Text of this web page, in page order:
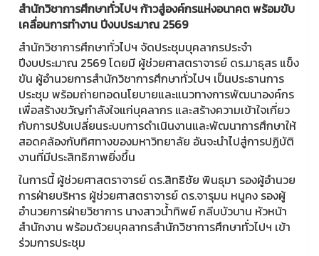
สำนักวิชาการศึกษาทั่วไปฯ ก้าวสู่องค์กรแห่งอนาคต พร้อมขับ
เคลื่อนการทำงาน ปีงบประมาณ 2569
สำนักวิชาการศึกษาทั่วไปฯ จัดประชุมบุคลากรประจำ
ปีงบประมาณ 2569 โดยมี ผู้ช่วยศาสตราจารย์ ดร.มาธุสร แข็ง
ขัน ผู้อำนวยการสำนักวิชาการศึกษาทั่วไปฯ เป็นประธานการ
ประชุม พร้อมถ่ายทอดนโยบายและแนวทางการพัฒนาองค์กร
เพื่อสร้างขวัญกำลังใจแก่บุคลากร และสร้างความเข้าใจเกี่ยว
กับการปรับเปลี่ยนระบบการดำเนินงานและพัฒนาการศึกษาให้
สอดคล้องกับทิศทางของมหาวิทยาลัย อันจะนำไปสู่การปฏิบัติ
งานที่มีประสิทธิภาพยิ่งขึ้น
ในการนี้ ผู้ช่วยศาสตราจารย์ ดร.สิทธิชัย พินธุมา รองผู้อำนวย
การฝ่ายบริหาร ผู้ช่วยศาสตราจารย์ ดร.จารุมน หนูคง รองผู้
อำนวยการฝ่ายวิชาการ นางสาวน้ำทิพย์ กลีบบัวบาน หัวหน้า
สำนักงาน พร้อมด้วยบุคลากรสำนักวิชาการศึกษาทั่วไปฯ เข้า
ร่วมการประชุม